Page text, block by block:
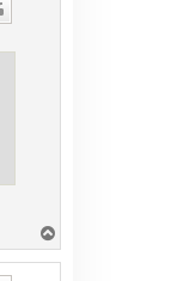
a
u